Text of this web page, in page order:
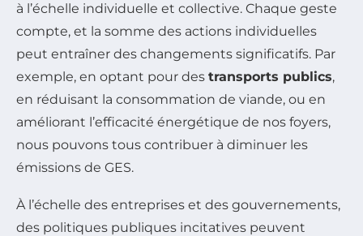
à l’échelle individuelle et collective. Chaque geste
compte, et la somme des actions individuelles
peut entraîner des changements significatifs. Par
exemple, en optant pour des transports publics,
en réduisant la consommation de viande, ou en
améliorant l’efficacité énergétique de nos foyers,
nous pouvons tous contribuer à diminuer les
émissions de GES.
À l’échelle des entreprises et des gouvernements,
des politiques publiques incitatives peuvent